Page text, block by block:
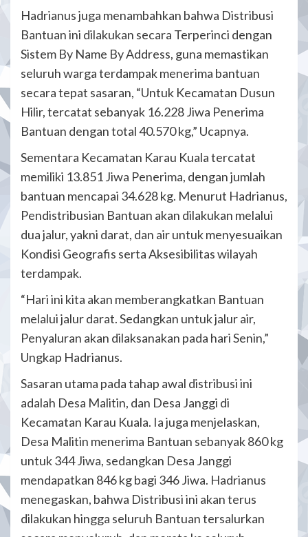
Hadrianus juga menambahkan bahwa Distribusi
Bantuan ini dilakukan secara Terperinci dengan
Sistem By Name By Address, guna memastikan
seluruh warga terdampak menerima bantuan
secara tepat sasaran, “Untuk Kecamatan Dusun
Hilir, tercatat sebanyak 16.228 Jiwa Penerima
Bantuan dengan total 40.570 kg,” Ucapnya.
Sementara Kecamatan Karau Kuala tercatat
memiliki 13.851 Jiwa Penerima, dengan jumlah
bantuan mencapai 34.628 kg. Menurut Hadrianus,
Pendistribusian Bantuan akan dilakukan melalui
dua jalur, yakni darat, dan air untuk menyesuaikan
Kondisi Geografis serta Aksesibilitas wilayah
terdampak.
“Hari ini kita akan memberangkatkan Bantuan
melalui jalur darat. Sedangkan untuk jalur air,
Penyaluran akan dilaksanakan pada hari Senin,”
Ungkap Hadrianus.
Sasaran utama pada tahap awal distribusi ini
adalah Desa Malitin, dan Desa Janggi di
Kecamatan Karau Kuala. Ia juga menjelaskan,
Desa Malitin menerima Bantuan sebanyak 860 kg
untuk 344 Jiwa, sedangkan Desa Janggi
mendapatkan 846 kg bagi 346 Jiwa. Hadrianus
menegaskan, bahwa Distribusi ini akan terus
dilakukan hingga seluruh Bantuan tersalurkan